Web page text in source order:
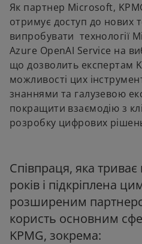
Як партнер Microsoft,
отримує доступ до нових
випробувати технології
Azure OpenAI Service на
що дозволить експертам
можливості цих
знаннями та галузевою
покращити взаємодію з
розробку цифрових
Співпраця, яка
років і підкріплена
розширеним
користь основним
KPMG, зокрема: